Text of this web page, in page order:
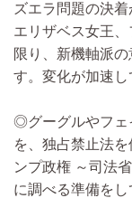
ズエラ問題の決
エリザベス女王
限り、新機軸派
す。変化が加速
◎グーグルやフェ
を、独占禁止法
ンプ政権 ～司法
に調べる準備をし